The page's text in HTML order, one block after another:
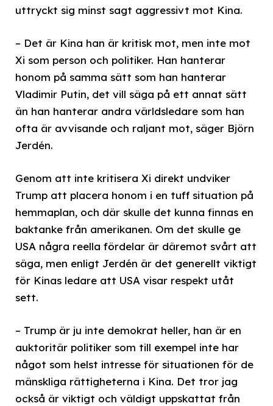
uttryckt sig minst sagt aggressivt mot Kina.
– Det är Kina han är kritisk mot, men inte mot
Xi som person och politiker. Han hanterar
honom på samma sätt som han hanterar
Vladimir Putin, det vill säga på ett annat sätt
än han hanterar andra världsledare som han
ofta är avvisande och raljant mot, säger Björn
Jerdén.
Genom att inte kritisera Xi direkt undviker
Trump att placera honom i en tuff situation på
hemmaplan, och där skulle det kunna finnas en
baktanke från amerikanen. Om det skulle ge
USA några reella fördelar är däremot svårt att
säga, men enligt Jerdén är det generellt viktigt
för Kinas ledare att USA visar respekt utåt
sett.
– Trump är ju inte demokrat heller, han är en
auktoritär politiker som till exempel inte har
något som helst intresse för situationen för de
mänskliga rättigheterna i Kina. Det tror jag
också är viktigt och väldigt uppskattat från